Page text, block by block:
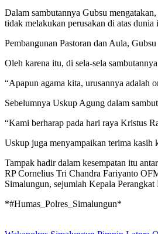
Dalam sambutannya Gubsu
tidak melakukan perusakan di atas dunia
Pembangunan Pastoran dan Aula,
Oleh karena itu, di sela-sela
“Apapun agama kita, urusannya adalah
Sebelumnya Uskup Agung dalam
“Kami berharap pada hari raya Kristus
Uskup juga menyampaikan terima kasih
Tampak hadir dalam kesempatan itu
RP Cornelius Tri Chandra Fariyanto
Simalungun, sejumlah Kepala
*#Humas_Polres_Simalungun*